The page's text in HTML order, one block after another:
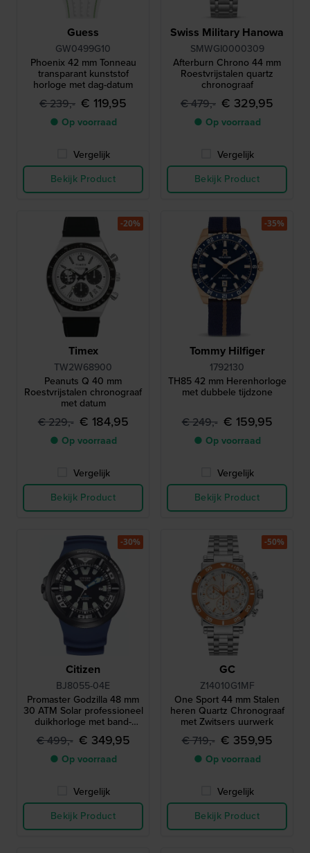
Guess
GW0499G10
Phoenix 42 mm Tonneau
transparant kunststof
horloge met dag-datum
€ 239,- € 119,95
● Op voorraad
Vergelijk
Bekijk Product
Swiss Military Hanowa
SMWGI0000309
Afterburn Chrono 44 mm
Roestvrijstalen quartz
chronograaf
€ 479,- € 329,95
● Op voorraad
Vergelijk
Bekijk Product
Timex
TW2W68900
Peanuts Q 40 mm
Roestvrijstalen chronograaf
met datum
€ 229,- € 184,95
● Op voorraad
Vergelijk
Bekijk Product
-20%
Tommy Hilfiger
1792130
TH85 42 mm Herenhorloge
met dubbele tijdzone
€ 249,- € 159,95
● Op voorraad
Vergelijk
Bekijk Product
-35%
Citizen
BJ8055-04E
Promaster Godzilla 48 mm
30 ATM Solar professioneel
duikhorloge met band-
verlengstuk
€ 499,- € 349,95
● Op voorraad
Vergelijk
Bekijk Product
-30%
GC
Z14010G1MF
One Sport 44 mm Stalen
heren Quartz Chronograaf
met Zwitsers uurwerk
€ 719,- € 359,95
● Op voorraad
Vergelijk
Bekijk Product
-50%